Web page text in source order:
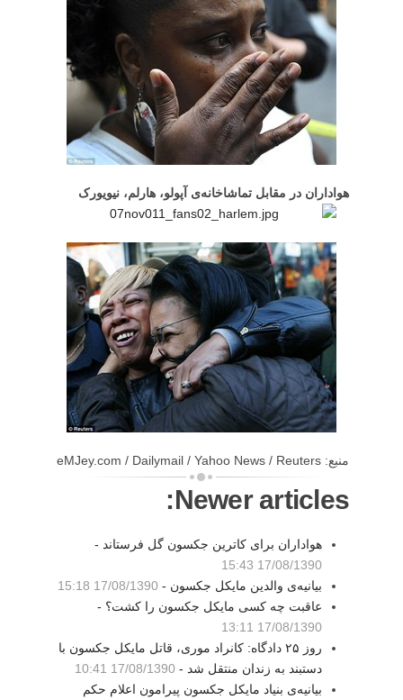
هواداران در مقابل تماشاخانه‌ی آپولو، هارلم، نیویورک
منبع: eMJey.com / Dailymail / Yahoo News / Reuters
Newer articles:
هواداران برای کاترین جکسون گل فرستاند -
17/08/1390 15:43
بیانیه‌ی والدین مایکل جکسون - 17/08/1390 15:18
عاقبت چه کسی مایکل جکسون را کشت؟ -
17/08/1390 13:11
روز ۲۵ دادگاه: کانراد موری، قاتل مایکل جکسون با
دستبند به زندان منتقل شد - 17/08/1390 10:41
بیانیه‌ی بنیاد مایکل جکسون پیرامون اعلام حکم